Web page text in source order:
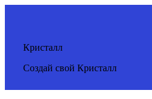
Кристалл
Создай свой Кристалл